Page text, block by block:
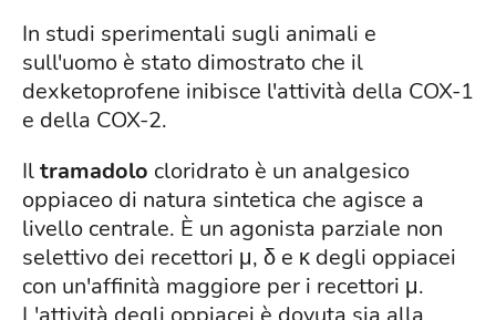
In studi sperimentali sugli animali e
sull'uomo è stato dimostrato che il
dexketoprofene inibisce l'attività della COX-1
e della COX-2.
Iltramadolo cloridrato è un analgesico
oppiaceo di natura sintetica che agisce a
livello centrale. È un agonista parziale non
selettivo dei recettori μ, δ e κ degli oppiacei
con un'affinità maggiore per i recettori μ.